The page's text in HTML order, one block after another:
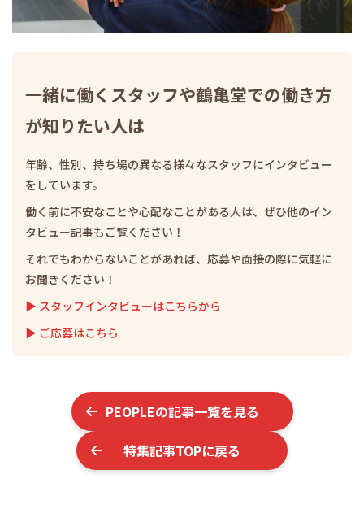
一緒に働くスタッフや鶴亀堂での働き方
が知りたい人は
年齢、性別、持ち場の異なる様々なスタッフにインタビュー
をしています。
働く前に不安なことや心配なことがある人は、ぜひ他のイン
タビュー記事もご覧ください！
それでもわからないことがあれば、応募や面接の際に気軽に
お聞きください！
▶ スタッフインタビューはこちらから
▶ ご応募はこちら
PEOPLEの記事一覧を見る
特集記事TOPに戻る